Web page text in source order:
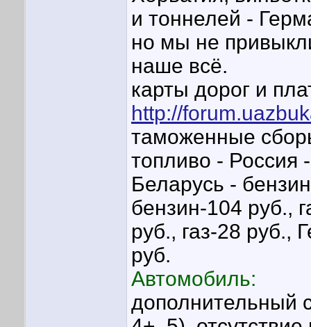
и тоннелей -
но мы не
наше всё.
карты дорог и
http://
таможенные
топливо - Россия
Беларусь -
бензин-104 руб.,
руб., газ-28 руб.,
руб.
Автомобиль:
дополнительный